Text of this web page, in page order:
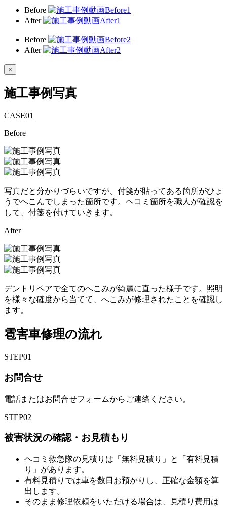
Before
After
Before
After
×
施工事例写真
CASE01
Before
写真だと分かりづらいですが、付箋が貼ってある箇所がひょ
うでへこんでしまった箇所です。ヘコミ箇所を職人が確認を
して、付箋を付けていきます。
After
デントリペアで全てのへこみが綺麗に直った様子です。照明
を様々な確度から当てて、へこみが修理されたことを確認し
ます。
雹害車修理の流れ
STEP01
お問合せ
電話またはお問合せフォームからご連絡ください。
STEP02
被害状況の確認・お見積もり
ヘコミ救急隊の見積りは「無料見積り」と「有料見積
り」があります。
有料見積りでは車を数日お預かりし、正確な金額を算
出します。
そのまま修理依頼をいただける場合は、見積り費用は